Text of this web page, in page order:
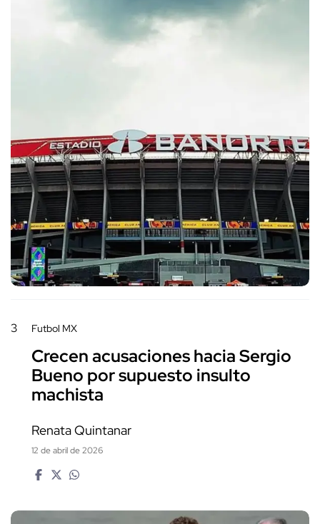
3 Futbol MX
Crecen acusaciones hacia Sergio
Bueno por supuesto insulto
machista
Renata Quintanar
12 de abril de 2026